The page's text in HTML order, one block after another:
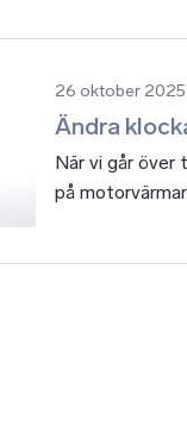
26 oktober 2025
Ändra
När vi går över
på